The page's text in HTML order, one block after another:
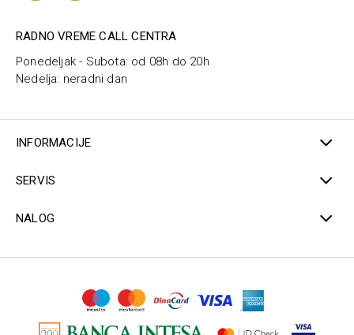
RADNO VREME CALL CENTRA
Ponedeljak - Subota: od 08h do 20h
Nedelja: neradni dan
INFORMACIJE
SERVIS
NALOG